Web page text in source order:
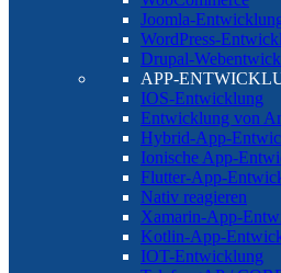
Joomla-
WordPress-
Drupal-
APP-
IOS-Entwicklung
Entwicklung von
Hybrid-App-
Ionische App-
Flutter-App-
Nativ reagieren
Xamarin-App-
Kotlin-App-
IOT-Entwicklung